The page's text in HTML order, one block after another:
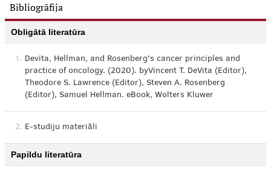
Bibliogrāfija
Obligātā literatūra
1. Devita, Hellman, and Rosenberg's cancer principles and
practice of oncology. (2020). byVincent T. DeVita (Editor),
Theodore S. Lawrence (Editor), Steven A. Rosenberg
(Editor), Samuel Hellman. eBook, Wolters Kluwer
2. E-studiju materiāli
Papildu literatūra